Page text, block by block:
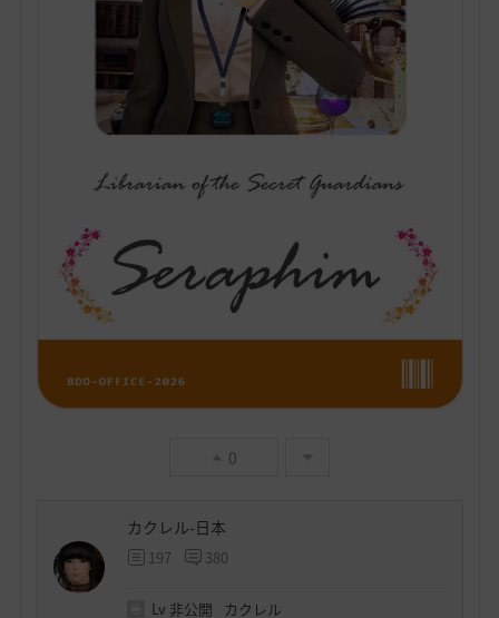
0
カクレル-日本
197 380
Lv 非公開 カクレル